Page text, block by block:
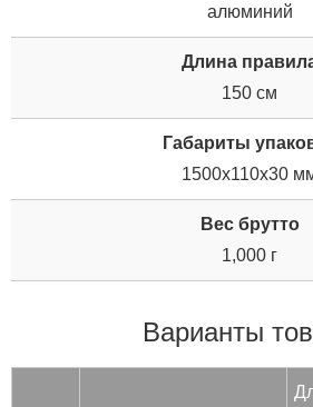
алюминий
Длина
150 см
Габариты
1500x110x30
Вес брутто
1,000 г
Варианты